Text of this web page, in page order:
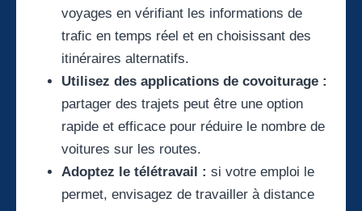
voyages en vérifiant les informations de
trafic en temps réel et en choisissant des
itinéraires alternatifs.
Utilisez des applications de covoiturage :
partager des trajets peut être une option
rapide et efficace pour réduire le nombre de
voitures sur les routes.
Adoptez le télétravail : si votre emploi le
permet, envisagez de travailler à distance